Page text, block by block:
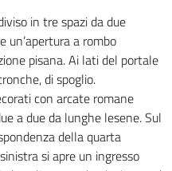
in tre spazi da due
un’apertura a rombo
pisana. Ai lati del portale
di spoglio.
con arcate romane
a due da lunghe lesene. Sul
della quarta
si apre un ingresso